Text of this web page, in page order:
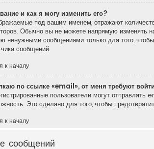
и как я могу изменить его?
под вашим именем, отражают
Обычно вы не можете напрямую изменять
ненужными сообщениями только для того,
сообщений.
к началу
по ссылке «email», от меня требуют
пользователи могут
Это сделано для того, чтобы
к началу
сообщений